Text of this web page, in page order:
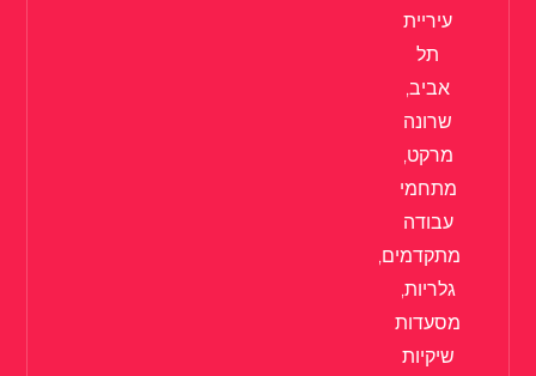
עיריית
תל
אביב,
שרונה
מרקט,
מתחמי
עבודה
מתקדמים,
גלריות,
מסעדות
שיקיות